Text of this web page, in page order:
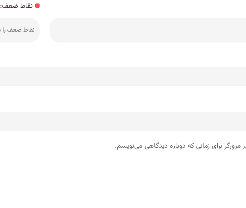
نقاط ضعف:
برای زمانی که دوباره دیدگاهی می‌نویسم.